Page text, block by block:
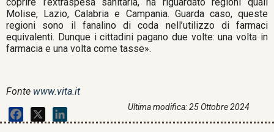
Ultima modifica: 25 Ottobre 2024
Molise, Lazio, Calabria e Campania. Guarda caso, queste
regioni sono il fanalino di coda nell’utilizzo di farmaci
equivalenti. Dunque i cittadini pagano due volte: una volta in
farmacia e una volta come tasse».
Fonte www.vita.it